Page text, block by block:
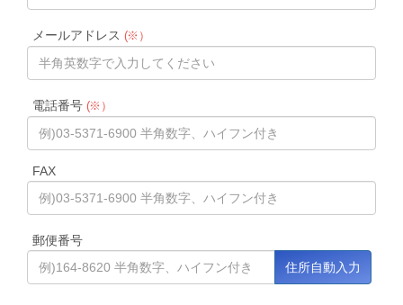
メールアドレス (※）
電話番号(※）
FAX
郵便番号